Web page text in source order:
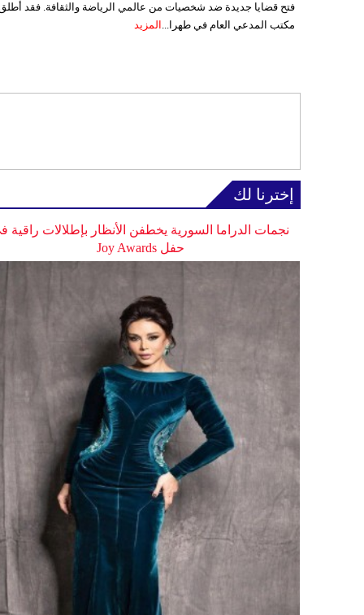
فتح قضايا جديدة ضد شخصيات من عالمي الرياضة والثقافة. فقد
مكتب المدعي العام في طهرا... المزيد
إخترنا لك
نجمات الدراما السورية يخطفن الأنظار بإطلالات راقية
حفل Joy Awards